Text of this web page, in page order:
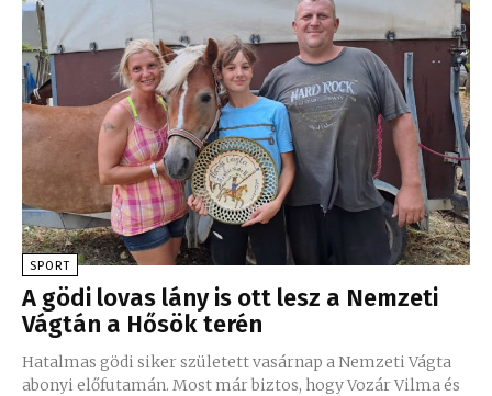
SPORT
A gödi lovas lány is ott lesz a Nemzeti
Vágtán a Hősök terén
Hatalmas gödi siker született vasárnap a Nemzeti Vágta
abonyi előfutamán. Most már biztos, hogy Vozár Vilma és